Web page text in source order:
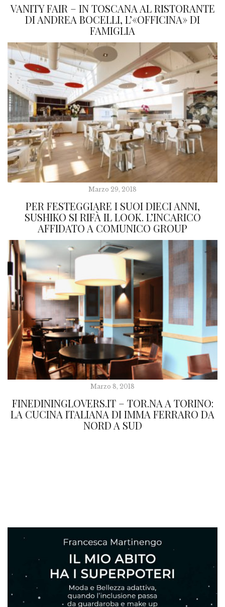
VANITY FAIR – IN TOSCANA AL RISTORANTE
DI ANDREA BOCELLI, L’«OFFICINA» DI
FAMIGLIA
Marzo 29, 2018
PER FESTEGGIARE I SUOI DIECI ANNI,
SUSHIKO SI RIFÀ IL LOOK. L’INCARICO
AFFIDATO A COMUNICO GROUP
Marzo 8, 2018
FINEDININGLOVERS.IT – TOR.NA A TORINO:
LA CUCINA ITALIANA DI IMMA FERRARO DA
NORD A SUD